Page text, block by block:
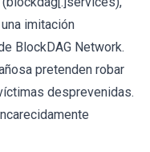
imitación
BlockDAG Network.
pretenden robar
desprevenidas.